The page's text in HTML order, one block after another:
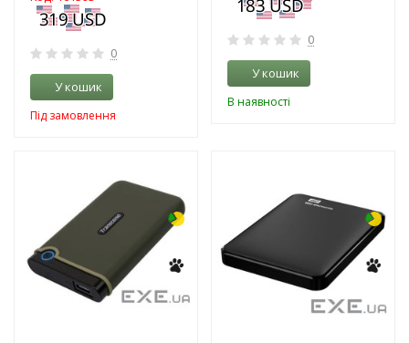
0
У кошик
Під замовлення
0
У кошик
В наявності